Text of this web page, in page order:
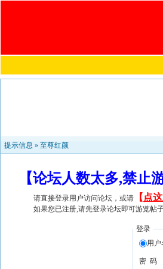
提示信息 » 至尊红颜
【论坛人数太多,禁
请直接登录用户访问论坛，或请 【 点
如果您已注册,请先登录论坛即可游览帖
登录
用户
密 码